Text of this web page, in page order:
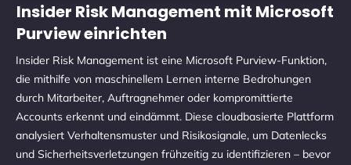
Insider Risk Management mit Microsoft
Purview einrichten
Insider Risk Management ist eine Microsoft Purview-Funktion,
die mithilfe von maschinellem Lernen interne Bedrohungen
durch Mitarbeiter, Auftragnehmer oder kompromittierte
Accounts erkennt und eindämmt. Diese cloudbasierte Plattform
analysiert Verhaltensmuster und Risikosignale, um Datenlecks
und Sicherheitsverletzungen frühzeitig zu identifizieren – bevor